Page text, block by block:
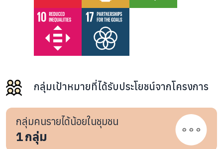
กลุ่มเป้าหมายที่ได้รับประโยชน์จากโครงการ
กลุ่มคนรายได้น้อยในชุมชน
1กลุ่ม